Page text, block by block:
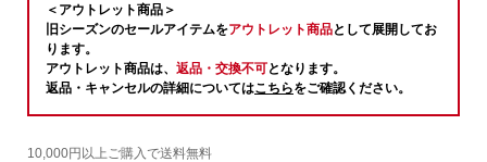
＜アウトレット商品＞
旧シーズンのセールアイテムをアウトレット商品として展開してお
ります。
アウトレット商品は、 返品・交換不可となります。
返品・キャンセルの詳細についてはこちらをご確認ください。
10,000円以上ご購入で送料無料